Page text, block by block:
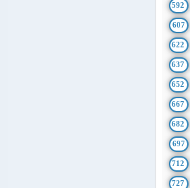
592
607
622
637
652
667
682
697
712
727